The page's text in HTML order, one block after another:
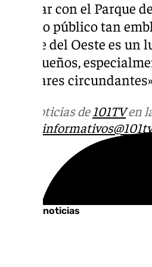
Popular con el Parque
espacio público tan
Parque del Oeste es
malagueños,
populares
Más noticias de 101TVen
Últimas noticias